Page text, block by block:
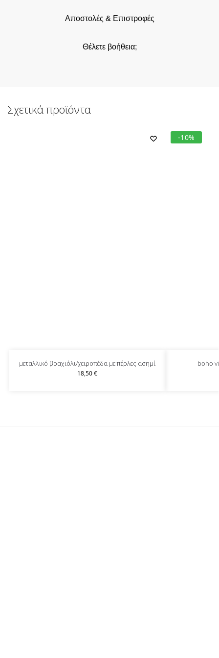
Αποστολές & Επιστροφές
Θέλετε βοήθεια;
Σχετικά προϊόντα
μεταλλικό βραχιόλι/χειροπέδα με πέρλες ασημί
18,50€
-10%
boho